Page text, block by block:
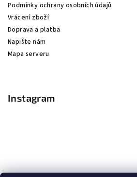
Podmínky ochrany osobních údajů
Vrácení zboží
Doprava a platba
Napište nám
Mapa serveru
Instagram